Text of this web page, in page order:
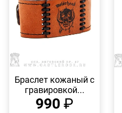
ПРОСМОТР
Браслет кожаный с
гравировкой...
990 ₽